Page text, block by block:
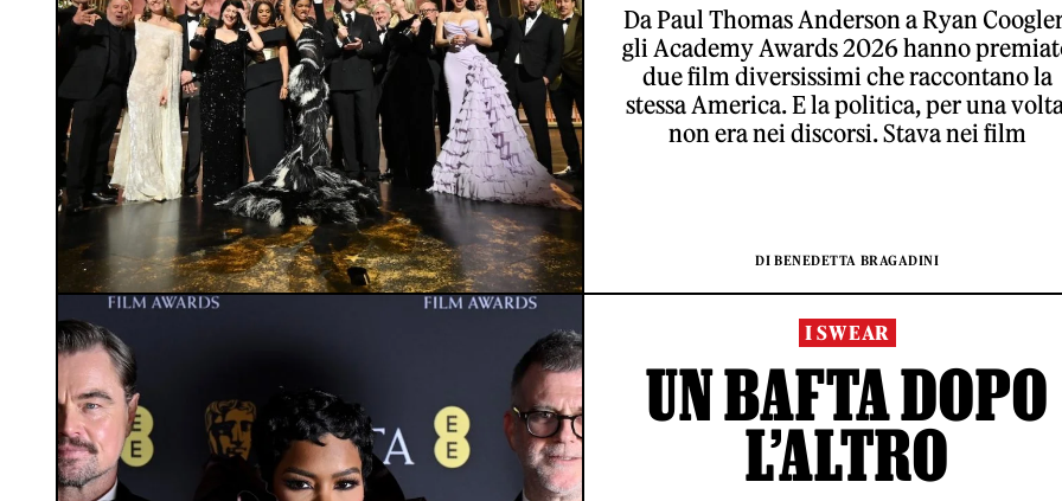
Da Paul Thomas Anderson a Ryan
gli Academy Awards 2026 hanno
due film diversissimi che raccontano la
stessa America. E la politica, per una
non era nei discorsi. Stava nei film
DI BENEDETTA BRAGADINI
I SWEAR
UN BAFTA DOPO
L’ALTRO